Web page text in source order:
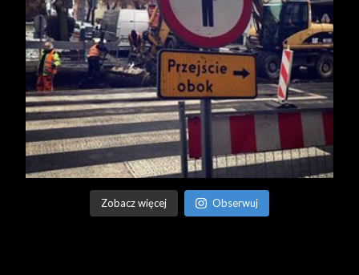
Zobacz więcej Obserwuj